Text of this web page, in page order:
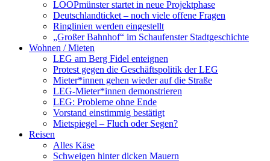
LOOPmünster startet in neue Projektphase
Deutschlandticket – noch viele offene Fragen
Ringlinien werden eingestellt
„Großer Bahnhof“ im Schaufenster Stadtgeschichte
Wohnen / Mieten
LEG am Berg Fidel enteignen
Protest gegen die Geschäftspolitik der LEG
Mieter*innen gehen wieder auf die Straße
LEG-Mieter*innen demonstrieren
LEG: Probleme ohne Ende
Vorstand einstimmig bestätigt
Mietspiegel – Fluch oder Segen?
Reisen
Alles Käse
Schweigen hinter dicken Mauern